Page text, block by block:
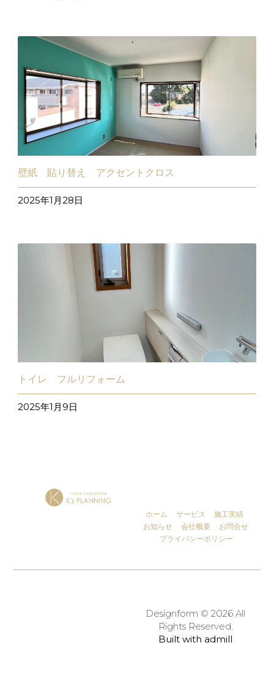
壁紙 貼り替え アクセントクロス
2025年1月28日
トイレ フルリフォーム
2025年1月9日
ホーム サービス
施工実績
お知らせ
会社概要
お問合せ
プライバシーポリシー
Designform © 2026 All
Rights Reserved.
Built with admill